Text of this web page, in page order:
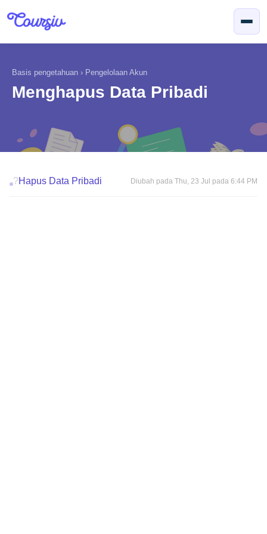
Basis pengetahuan › Pengelolaan Akun
Menghapus Data Pribadi
?Hapus Data Pribadi Diubah pada Thu, 23 Jul pada 6:44 PM